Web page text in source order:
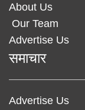
About Us
Our Team
Advertise Us
समाचार
Advertise Us